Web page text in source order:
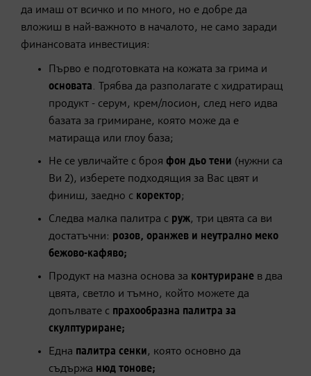
да имаш от всичко и по много, но е добре да
вложиш в най-важното в началото, не само заради
финансовата инвестиция:
Първо е подготовката на кожата за грима и
основата. Трябва да разполагате с хидратиращ
продукт - серум, крем/лосион, след него идва
базата за гримиране, която може да е
матираща или глоу база;
Не се увличайте с броя фон дьо тени (нужни са
Ви 2), изберете подходящия за Вас цвят и
финиш, заедно с коректор;
Следва малка палитра с руж, три цвята са ви
достатъчни: розов, оранжев и неутрално меко
бежово-кафяво;
Продукт на мазна основа за контуриране в два
цвята, светло и тъмно, който можете да
допълвате с прахообразна палитра за
скулптуриране;
Една палитра сенки, която основно да
съдържа нюд тонове;